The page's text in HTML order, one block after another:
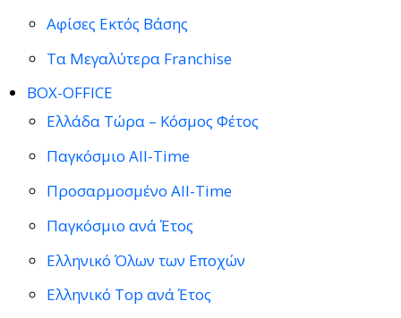
Αφίσες Εκτός Βάσης
Τα Μεγαλύτερα Franchise
BOX-OFFICE
Ελλάδα Τώρα – Κόσμος Φέτος
Παγκόσμιο All-Time
Προσαρμοσμένο All-Time
Παγκόσμιο ανά Έτος
Ελληνικό Όλων των Εποχών
Ελληνικό Top ανά Έτος